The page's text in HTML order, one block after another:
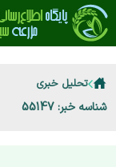
تحلیل خبری
شناسه خبر: 55147